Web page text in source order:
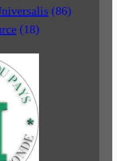
(86)
(18)